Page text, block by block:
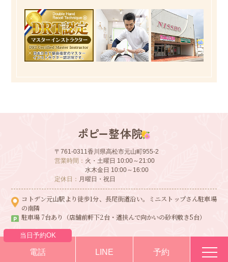
〒761-0311 香川県高松市元山町955-2
営業時間： 火・土曜日 10:00～21:00
水木金日 10:00～16:00
定休日： 月曜日・祝日
コトデン元山駅より徒歩1分、長尾街道沿い。ミニストップさん駐車場
の南隣
駐車場 7台あり（店舗前軒下2台・道挟んで向かいの砂利敷き5台）
当日予約OK
電話 LINE 予約